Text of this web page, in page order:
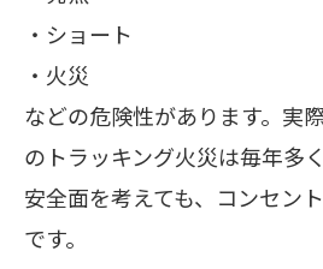
・ショート
・火災
などの危険性があります。実
のトラッキング火災は毎年多
安全面を考えても、コンセン
です。